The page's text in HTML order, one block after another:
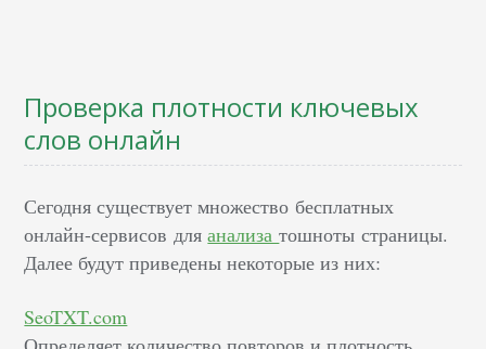
Проверка плотности ключевых
слов онлайн
Сегодня существует множество бесплатных
онлайн-сервисов дляанализатошноты страницы.
Далее будут приведены некоторые из них:
SeoTXT.com